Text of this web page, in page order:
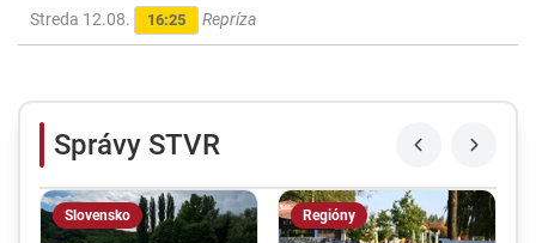
Streda 12.08. 16:25 Repríza
Správy STVR
Slovensko Regióny